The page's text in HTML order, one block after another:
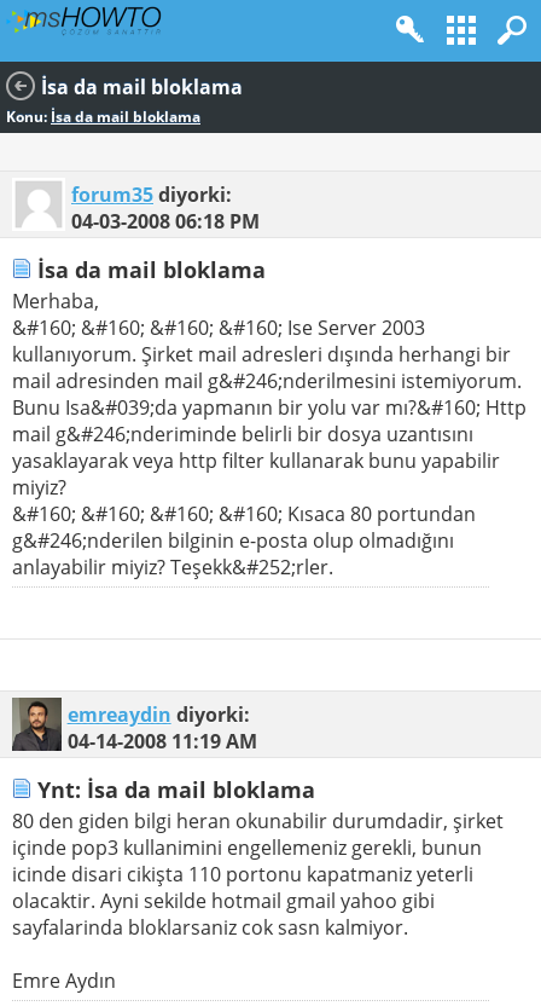
İsa da mail bloklama
Konu: İsa da mail bloklama
forum35diyorki:
04-03-200806:18 PM
İsa da mail bloklama
Merhaba,
&#160; &#160; &#160; &#160; Ise Server 2003
kullanıyorum. Şirket mail adresleri dışında herhangi bir
mail adresinden mail g&#246;nderilmesini istemiyorum.
Bunu Isa&#039;da yapmanın bir yolu var mı?&#160; Http
mail g&#246;nderiminde belirli bir dosya uzantısını
yasaklayarak veya http filter kullanarak bunu yapabilir
miyiz?
&#160; &#160; &#160; &#160; Kısaca 80 portundan
g&#246;nderilen bilginin e-posta olup olmadığını
anlayabilir miyiz? Teşekk&#252;rler.
emreaydin diyorki:
04-14-2008 11:19 AM
Ynt: İsa da mail bloklama
80 den giden bilgi heran okunabilir durumdadir, şirket
içinde pop3 kullanimini engellemeniz gerekli, bunun
icinde disari cikişta 110 portonu kapatmaniz yeterli
olacaktir. Ayni sekilde hotmail gmail yahoo gibi
sayfalarinda bloklarsaniz cok sasn kalmiyor.
Emre Aydın